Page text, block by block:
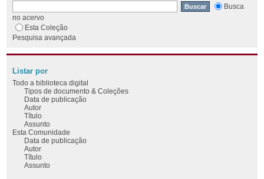
Busca
no acervo
Esta Coleção
Pesquisa avançada
Listar por
Todo a biblioteca digital
Tipos de documento & Coleções
Data de publicação
Autor
Título
Assunto
Esta Comunidade
Data de publicação
Autor
Título
Assunto